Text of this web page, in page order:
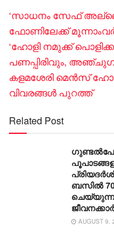
‘സാധനം സേഫ്
ഫോണിലേക്ക്
‘ഹോളി നമുക്ക്
പണപ്പിരിവും,
കളമശേരി മെൻസ്
വിവരങ്ങൾ പുറത്ത്
Related Post
ബസിൽ 70
AUGUST 9,